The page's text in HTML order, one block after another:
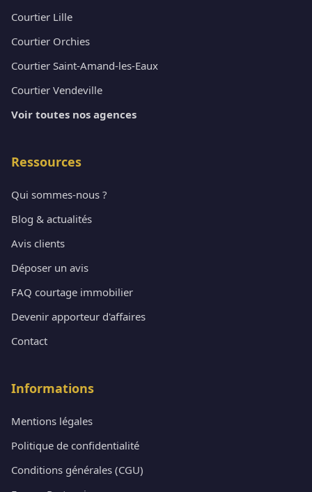
Courtier Lille
Courtier Orchies
Courtier Saint-Amand-les-Eaux
Courtier Vendeville
Voir toutes nos agences
Ressources
Qui sommes-nous ?
Blog & actualités
Avis clients
Déposer un avis
FAQ courtage immobilier
Devenir apporteur d'affaires
Contact
Informations
Mentions légales
Politique de confidentialité
Conditions générales (CGU)